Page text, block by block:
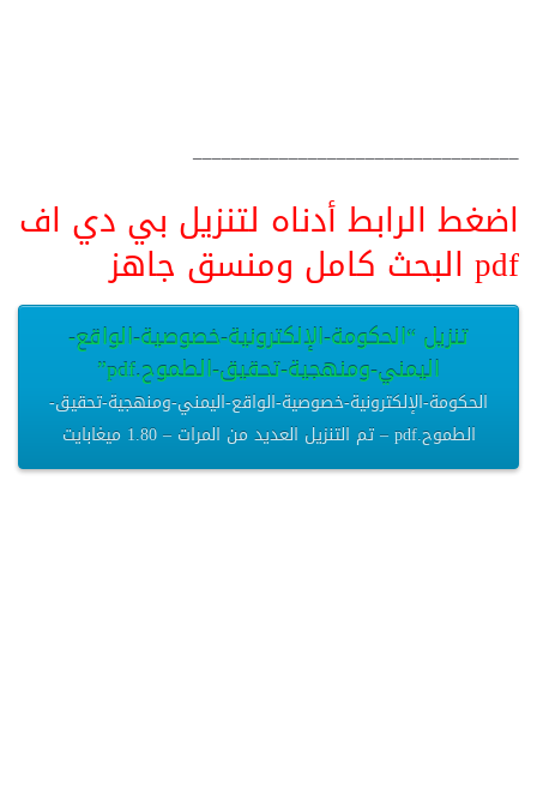
__________________________________
اضغط الرابط أدناه لتنزيل بي دي اف
pdf البحث كامل ومنسق جاهز
تنزيل “الحكومة-الإلكترونية-خصوصية-الواقع-
اليمني-ومنهجية-تحقيق-الطموح.pdf”
الحكومة-الإلكترونية-خصوصية-الواقع-اليمني-ومنهجية-تحقيق-
الطموح.pdf – تم التنزيل العديد من المرات – 1.80 ميغابايت